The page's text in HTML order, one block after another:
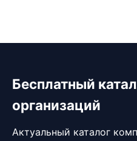
Бесплатный
организаций
Актуальный каталог